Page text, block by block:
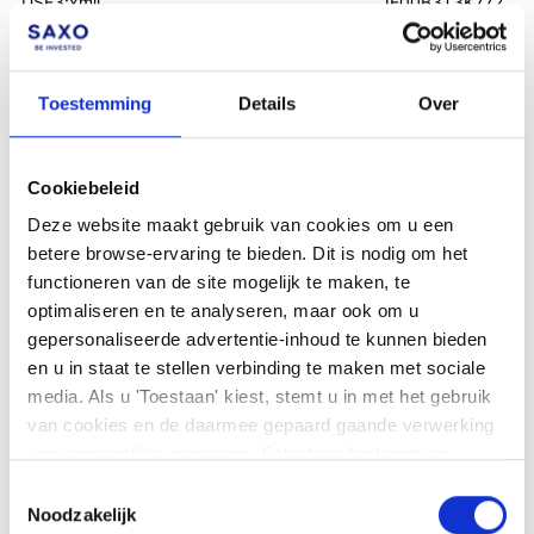
Toestemming Details Over
Cookiebeleid
Deze website maakt gebruik van cookies om u een
betere browse-ervaring te bieden. Dit is nodig om het
functioneren van de site mogelijk te maken, te
optimaliseren en te analyseren, maar ook om u
gepersonaliseerde advertentie-inhoud te kunnen bieden
en u in staat te stellen verbinding te maken met sociale
media. Als u 'Toestaan' kiest, stemt u in met het gebruik
van cookies en de daarmee gepaard gaande verwerking
kunt te allen tijde uw voorkeuren wijzigen of uw
Noodzakelijk
Daily Short
WisdomTree WTI Crude Oil 3x
Daily Short Securitie
GBE3:xmil
EUR 3X Daily
WisdomTree Bund 30Y 3x Daily
Short
3OIS:xlon
WisdomTree WTI Crude Oil 3x
Daily Short Securities
3BUL:xmil
WisdomTree Bund 10Y 3X Daily
Leveraged
IE00BKT09255
VIXL:xetr
WisdomTree S&P500 VIX
ShortTrm Fut 2.25 Daily Lvrg
IE00BLRPRH06
WisdomTree US TSY 10Y 5x
WMIB:xmil WisdomTree FTSE MIB
XS2427354985